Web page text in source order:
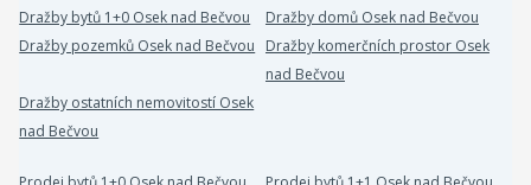
Dražby bytů 1+0 Osek nad Bečvou
Dražby domů Osek nad Bečvou
Dražby pozemků Osek nad Bečvou
Dražby komerčních prostor Osek
nad Bečvou
Dražby ostatních nemovitostí Osek
nad Bečvou